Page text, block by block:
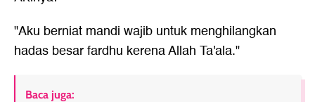
"Aku berniat mandi wajib untuk menghilangkan
hadas besar fardhu kerena Allah Ta'ala."
Baca juga: